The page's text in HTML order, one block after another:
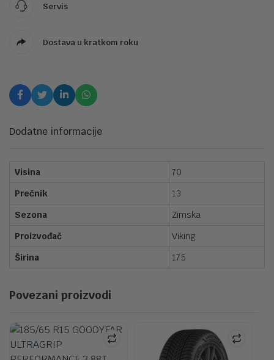
Servis
Dostava u kratkom roku
Dodatne informacije
Visina
70
Prečnik
13
Sezona
Zimska
Proizvođač
Viking
Širina
175
Povezani proizvodi